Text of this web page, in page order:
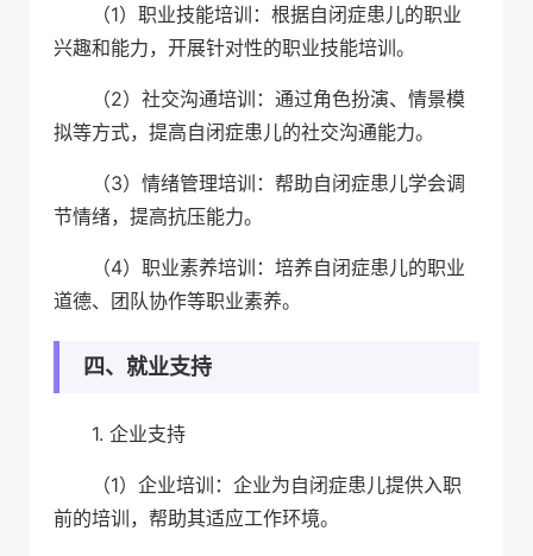
（1）职业技能培训：根据自闭症患儿的职业
兴趣和能力，开展针对性的职业技能培训。
（2）社交沟通培训：通过角色扮演、情景模
拟等方式，提高自闭症患儿的社交沟通能力。
（3）情绪管理培训：帮助自闭症患儿学会调
节情绪，提高抗压能力。
（4）职业素养培训：培养自闭症患儿的职业
道德、团队协作等职业素养。
四、就业支持
1. 企业支持
（1）企业培训：企业为自闭症患儿提供入职
前的培训，帮助其适应工作环境。